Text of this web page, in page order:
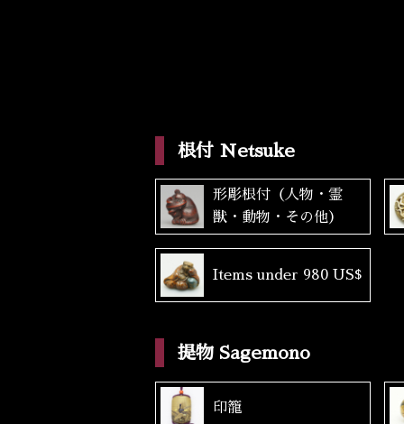
根付 Netsuke
形彫根付（人物・霊
獣・動物・その他）
Items under 980 US$
提物 Sagemono
印籠